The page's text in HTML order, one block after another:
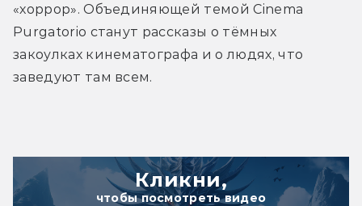
«хоррор». Объединяющей темой Cinema
Purgatorio станут рассказы о тёмных
закоулках кинематографа и о людях, что
заведуют там всем.
Кликни,
чтобы посмотреть видео